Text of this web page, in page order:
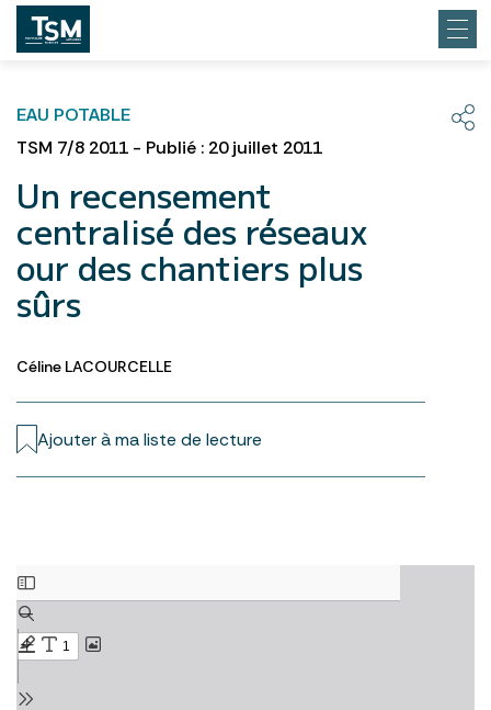
EAU POTABLE
TSM 7/8 2011 - Publié : 20 juillet 2011
Un recensement
centralisé des réseaux
our des chantiers plus
sûrs
Céline LACOURCELLE
Ajouter à ma liste de lecture